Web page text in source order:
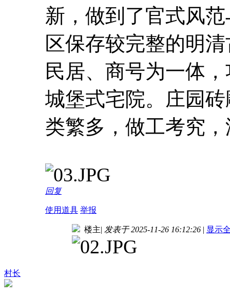
新，做到了官式风
区保存较完整的明
民居、商号为一体
城堡式宅院。庄园
类繁多，做工考究
回复
使用道具 举报
村长
楼主| 发表于 2025-11-26 16:12:26 | 显示